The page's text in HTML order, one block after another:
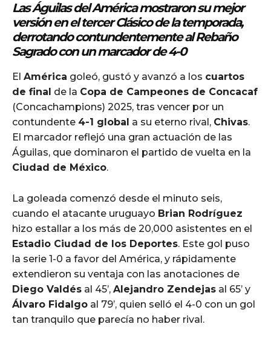
Las Águilas del América mostraron su mejor
versión en el tercer Clásico de la temporada,
derrotando contundentemente al Rebaño
Sagrado con un marcador de 4-0
El América goleó, gustó y avanzó a los cuartos
de final de la Copa de Campeones de Concacaf
(Concachampions) 2025, tras vencer por un
contundente 4-1 global a su eterno rival, Chivas.
El marcador reflejó una gran actuación de las
Águilas, que dominaron el partido de vuelta en la
Ciudad de México.
La goleada comenzó desde el minuto seis,
cuando el atacante uruguayo Brian Rodríguez
hizo estallar a los más de 20,000 asistentes en el
Estadio Ciudad de los Deportes. Este gol puso
la serie 1-0 a favor del América, y rápidamente
extendieron su ventaja con las anotaciones de
Diego Valdés al 45’, Alejandro Zendejas al 65’ y
Álvaro Fidalgo al 79’, quien selló el 4-0 con un gol
tan tranquilo que parecía no haber rival.